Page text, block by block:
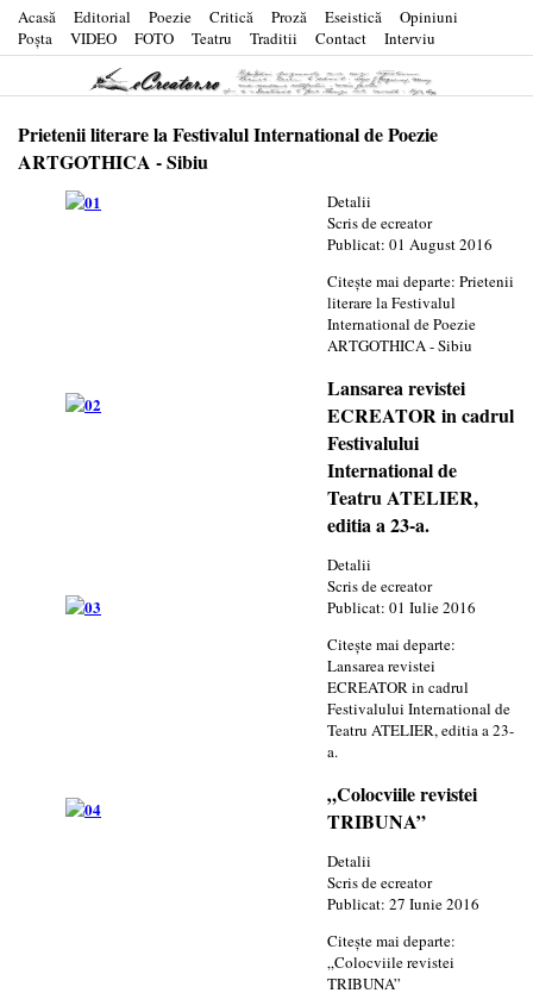
Acasă Editorial Poezie Critică Proză Eseistică
Opiniuni
Poşta
VIDEO FOTO Teatru Traditii Contact Interviu
Prietenii literare la Festivalul International de Poezie
ARTGOTHICA - Sibiu
Detalii
Scris deecreator
Publicat: 01 August 2016
Citește mai departe: Prietenii
literare la Festivalul
International de Poezie
ARTGOTHICA - Sibiu
Lansarea revistei
ECREATOR in cadrul
Festivalului
International de
Teatru ATELIER,
editia a 23-a.
Detalii
Scris deecreator
Publicat: 01 Iulie 2016
Citește mai departe:
Lansarea revistei
ECREATOR in cadrul
Festivalului International de
Teatru ATELIER, editia a 23-
a.
„Colocviile revistei
TRIBUNA”
Detalii
Scris deecreator
Publicat: 27 Iunie 2016
Citește mai departe:
„Colocviile revistei
TRIBUNA”